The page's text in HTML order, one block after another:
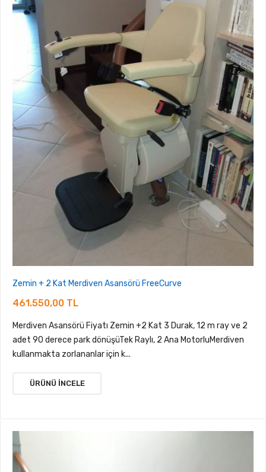
Zemin + 2 Kat Merdiven Asansörü FreeCurve
461.550,00 TL
Merdiven Asansörü Fiyatı Zemin +2 Kat 3 Durak, 12 m ray ve 2
adet 90 derece park dönüşüTek Raylı, 2 Ana MotorluMerdiven
kullanmakta zorlananlar için k...
ÜRÜNÜ İNCELE